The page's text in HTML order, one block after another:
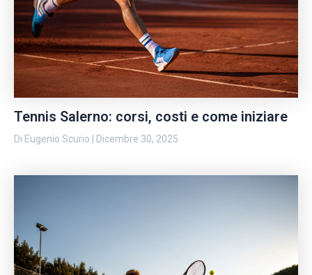
Tennis Salerno: corsi, costi e come iniziare
Di Eugenio Scurio Dicembre 30, 2025